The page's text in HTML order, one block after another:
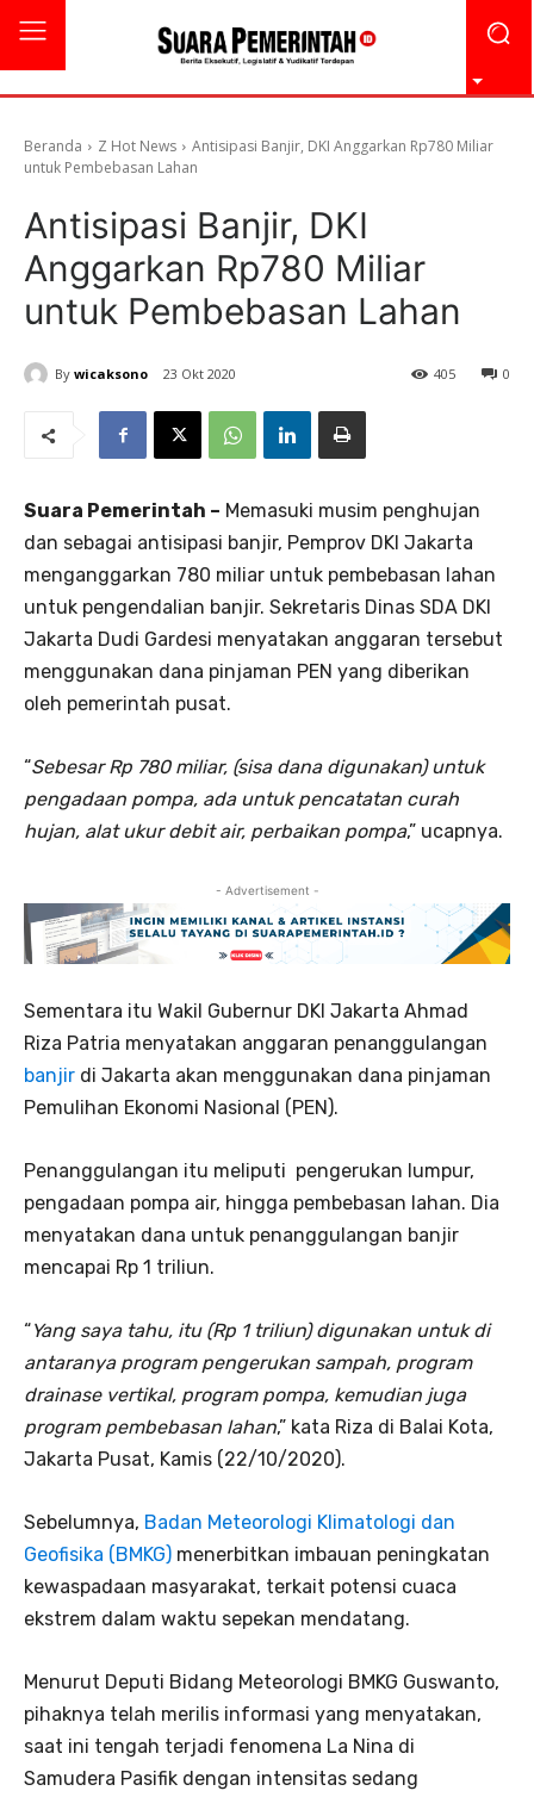
Beranda Z Hot News
Antisipasi Banjir, DKI Anggarkan Rp780 Miliar
untuk Pembebasan Lahan
Antisipasi Banjir, DKI
Anggarkan Rp780 Miliar
untuk Pembebasan Lahan
By wicaksono 23 Okt 2020 0
405
Suara Pemerintah – Memasuki musim penghujan
dan sebagai antisipasi banjir, Pemprov DKI Jakarta
menganggarkan 780 miliar untuk pembebasan lahan
untuk pengendalian banjir. Sekretaris Dinas SDA DKI
Jakarta Dudi Gardesi menyatakan anggaran tersebut
menggunakan dana pinjaman PEN yang diberikan
oleh pemerintah pusat.
“Sebesar Rp 780 miliar, (sisa dana digunakan) untuk
pengadaan pompa, ada untuk pencatatan curah
hujan, alat ukur debit air, perbaikan pompa,” ucapnya.
- Advertisement -
Sementara itu Wakil Gubernur DKI Jakarta Ahmad
Riza Patria menyatakan anggaran penanggulangan
banjir di Jakarta akan menggunakan dana pinjaman
Pemulihan Ekonomi Nasional (PEN).
Penanggulangan itu meliputi pengerukan lumpur,
pengadaan pompa air, hingga pembebasan lahan. Dia
menyatakan dana untuk penanggulangan banjir
mencapai Rp 1 triliun.
“Yang saya tahu, itu (Rp 1 triliun) digunakan untuk di
antaranya program pengerukan sampah, program
drainase vertikal, program pompa, kemudian juga
program pembebasan lahan,” kata Riza di Balai Kota,
Jakarta Pusat, Kamis (22/10/2020).
Sebelumnya, Badan Meteorologi Klimatologi dan
Geofisika (BMKG) menerbitkan imbauan peningkatan
kewaspadaan masyarakat, terkait potensi cuaca
ekstrem dalam waktu sepekan mendatang.
Menurut Deputi Bidang Meteorologi BMKG Guswanto,
pihaknya telah merilis informasi yang menyatakan,
saat ini tengah terjadi fenomena La Nina di
Samudera Pasifik dengan intensitas sedang